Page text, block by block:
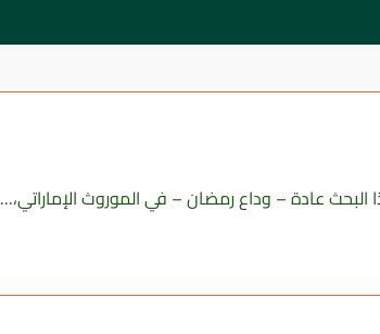
البحث عادة – وداع رمضان – في الموروث الإماراتي،…